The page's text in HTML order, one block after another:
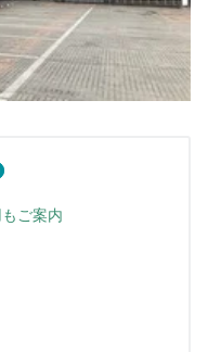
ご案内